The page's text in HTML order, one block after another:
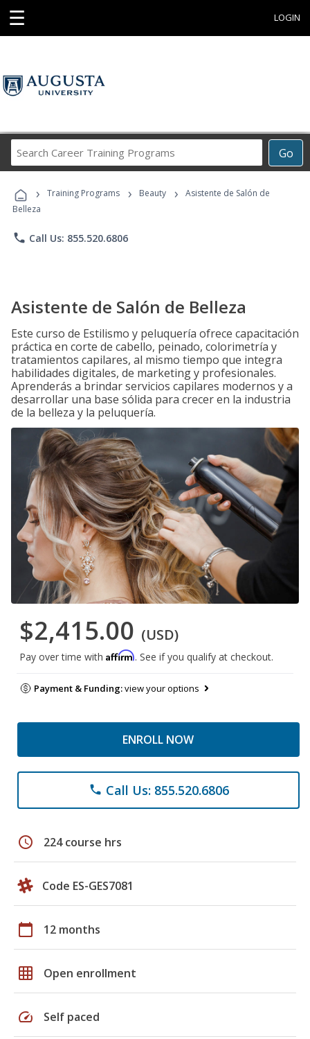
☰ LOGIN
Go
Career
Programs
› Training Programs › Beauty ›
Asistente de Salón de
Belleza
phone Call Us: 855.520.6806
Asistente de Salón de Belleza
Este curso de Estilismo y peluquería ofrece capacitación
práctica en corte de cabello, peinado, colorimetría y
tratamientos capilares, al mismo tiempo que integra
habilidades digitales, de marketing y profesionales.
Aprenderás a brindar servicios capilares modernos y a
desarrollar una base sólida para crecer en la industria
de la belleza y la peluquería.
$2,415.00 (USD)
Pay over time with Affirm. See if you qualify at checkout.
Payment & Funding:view your options
ENROLL NOW
phone Call Us: 855.520.6806
schedule 224 course hrs
Code ES-GES7081
calendar_today 12 months
grid_on Open enrollment
speed Self paced